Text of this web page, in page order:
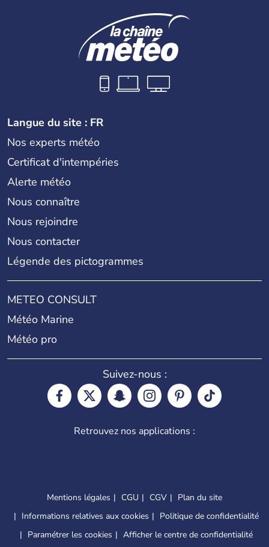
Langue du site : FR
Nos experts météo
Certificat d'intempéries
Alerte météo
Nous connaître
Nous rejoindre
Nous contacter
Légende des pictogrammes
METEO CONSULT
Météo Marine
Météo pro
Suivez-nous :
Retrouvez nos applications :
Mentions légales CGU CGV
Plan du site
Informations relatives aux cookies
Politique de confidentialité
Paramétrer les cookies
Afficher le centre de confidentialité